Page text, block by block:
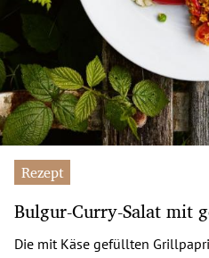
Rezept
Bulgur-Curry-Salat mit
Die mit Käse gefüllten